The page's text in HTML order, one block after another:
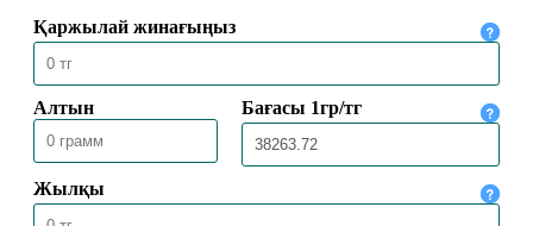
ПАЙҒАМБАР СҮЙГЕН ЖЕМІСТЕР
26.10.2024